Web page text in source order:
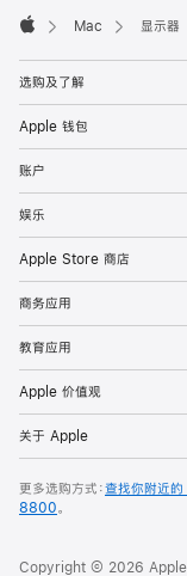
Mac 显示器
选购及了解
Apple 钱包
账户
娱乐
Apple Store 商店
商务应用
教育应用
Apple 价值观
关于 Apple
更多选购方式：查找你附近
8800。
Copyright © 2026 Apple